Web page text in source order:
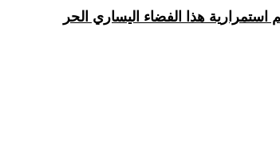
هذا الفضاء اليساري الحر